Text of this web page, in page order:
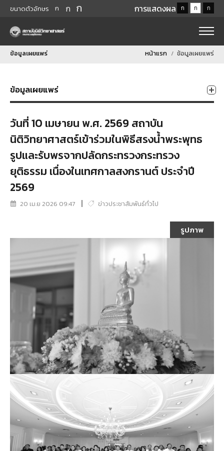
ขนาดตัวอักษร ก ก ก การแสดงผล ก ก ก
ข้อมูลเผยแพร่ หน้าแรก ข้อมูลเผยแพร่
ข้อมูลเผยแพร่
วันที่ 10 เมษายน พ.ศ. 2569 สถาบัน
นิติวิทยาศาสตร์เข้าร่วมในพิธีสรงน้ำพระพุทธ
รูปและรับพรจากปลัดกระทรวงกระทรวง
ยุติธรรม เนื่องในเทศกาลสงกรานต์ ประจำปี
2569
20 เม.ย 2026 09:47 ข่าวประชาสัมพันธ์ทั่วไป
รูปภาพ